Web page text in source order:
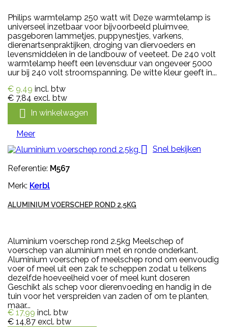
Philips warmtelamp 250 watt wit Deze warmtelamp is
universeel inzetbaar voor bijvoorbeeld pluimvee,
pasgeboren lammetjes, puppynestjes, varkens,
dierenartsenpraktijken, droging van diervoeders en
levensmiddelen in de landbouw of veeteet. De 240 volt
warmtelamp heeft een levensduur van ongeveer 5000
uur bij 240 volt stroomspanning. De witte kleur geeft in...
€ 9,49 incl. btw
€ 7,84 excl. btw
 In winkelwagen
Meer
 Snel bekijken
Referentie: M567
Merk: Kerbl
ALUMINIUM VOERSCHEP ROND 2.5KG
Aluminium voerschep rond 2.5kg Meelschep of
voerschep van aluminium met en ronde onderkant.
Aluminium voerschep of meelschep rond om eenvoudig
voer of meel uit een zak te scheppen zodat u telkens
dezelfde hoeveelheid voer of meel kunt doseren
Geschikt als schep voor dierenvoeding en handig in de
tuin voor het verspreiden van zaden of om te planten,
maar...
€ 17,99 incl. btw
€ 14,87 excl. btw